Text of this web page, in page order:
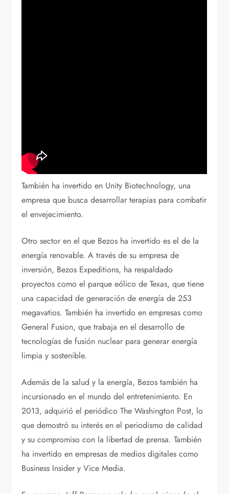
También ha invertido en Unity Biotechnology, una
empresa que busca desarrollar terapias para combatir
el envejecimiento.
Otro sector en el que Bezos ha invertido es el de la
energía renovable. A través de su empresa de
inversión, Bezos Expeditions, ha respaldado
proyectos como el parque eólico de Texas, que tiene
una capacidad de generación de energía de 253
megavatios. También ha invertido en empresas como
General Fusion, que trabaja en el desarrollo de
tecnologías de fusión nuclear para generar energía
limpia y sostenible.
Además de la salud y la energía, Bezos también ha
incursionado en el mundo del entretenimiento. En
2013, adquirió el periódico The Washington Post, lo
que demostró su interés en el periodismo de calidad
y su compromiso con la libertad de prensa. También
ha invertido en empresas de medios digitales como
Business Insider y Vice Media.